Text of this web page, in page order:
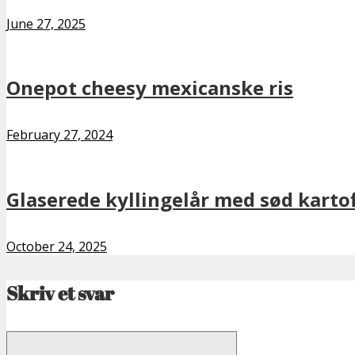
June 27, 2025
Onepot cheesy mexicanske ris
February 27, 2024
Glaserede kyllingelår med sød
October 24, 2025
Skriv et svar